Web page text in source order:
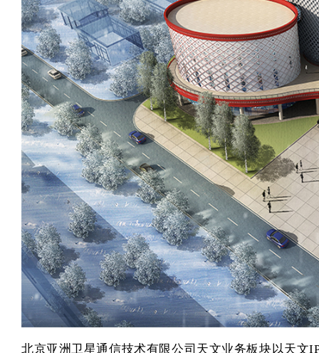
北京亚洲卫星通信技术有限公司 天文业务板块以天文